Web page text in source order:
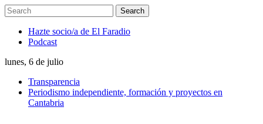
Hazte socio/a de El Faradio
Podcast
lunes, 6 de julio
Transparencia
Periodismo independiente, formación y proyectos en
Cantabria